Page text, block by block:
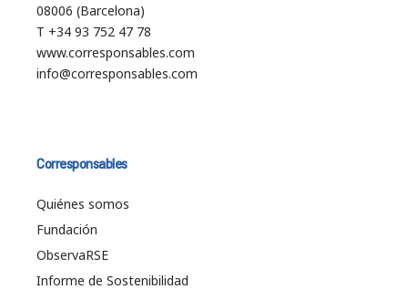
08006 (Barcelona)
T +34 93 752 47 78
www.corresponsables.com
info@corresponsables.com
Corresponsables
Quiénes somos
Fundación
ObservaRSE
Informe de Sostenibilidad